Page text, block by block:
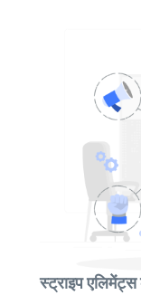
स्ट्राइप